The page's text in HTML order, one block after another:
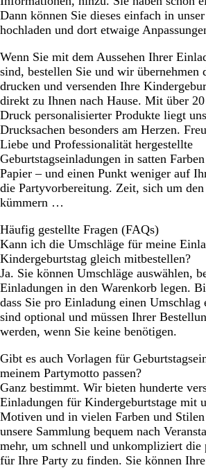
Dann können Sie dieses einfach in
hochladen und dort etwaige
Wenn Sie mit dem Aussehen Ihrer
sind, bestellen Sie und wir übernehmen
drucken und versenden Ihre
direkt zu Ihnen nach Hause. Mit über
Druck personalisierter Produkte liegt
Drucksachen besonders am Herzen.
Liebe und Professionalität hergestellte
Geburtstagseinladungen in satten
Papier – und einen Punkt weniger auf
die Partyvorbereitung. Zeit, sich um
kümmern …
Häufig gestellte Fragen (FAQs)
Kann ich die Umschläge für meine
Kindergeburtstag gleich mitbestellen?
Ja. Sie können Umschläge auswählen,
Einladungen in den Warenkorb legen.
dass Sie pro Einladung einen Umschlag
sind optional und müssen Ihrer
werden, wenn Sie keine benötigen.
Gibt es auch Vorlagen für
meinem Partymotto passen?
Ganz bestimmt. Wir bieten hunderte
Einladungen für Kindergeburtstage mit
Motiven und in vielen Farben und
unsere Sammlung bequem nach
mehr, um schnell und unkompliziert die
für Ihre Party zu finden. Sie können